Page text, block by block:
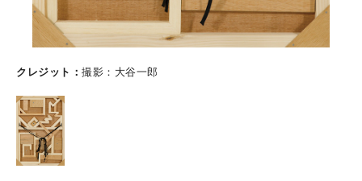
クレジット 撮影：大谷一郎